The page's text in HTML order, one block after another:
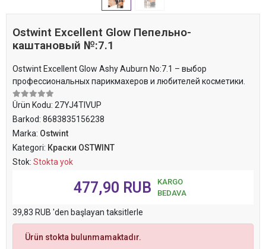
Ostwint Excellent Glow Пепельно-
каштановый №:7.1
Ostwint Excellent Glow Ashy Auburn No:7.1 – выбор
профессиональных парикмахеров и любителей косметики.
Ürün Kodu: 27YJ4TIVUP
Barkod: 8683835156238
Marka: Ostwint
Kategori: Краски OSTWINT
Stok: Stokta yok
477,90 RUB
KARGO
BEDAVA
39,83 RUB 'den başlayan taksitlerle
Ürün stokta bulunmamaktadır.